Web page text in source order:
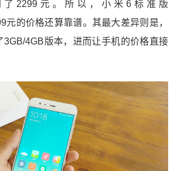
了2299元。所以，小米6标准版
元的价格还算靠谱。其最大差异则是，
3GB/4GB版本，进而让手机的价格直接